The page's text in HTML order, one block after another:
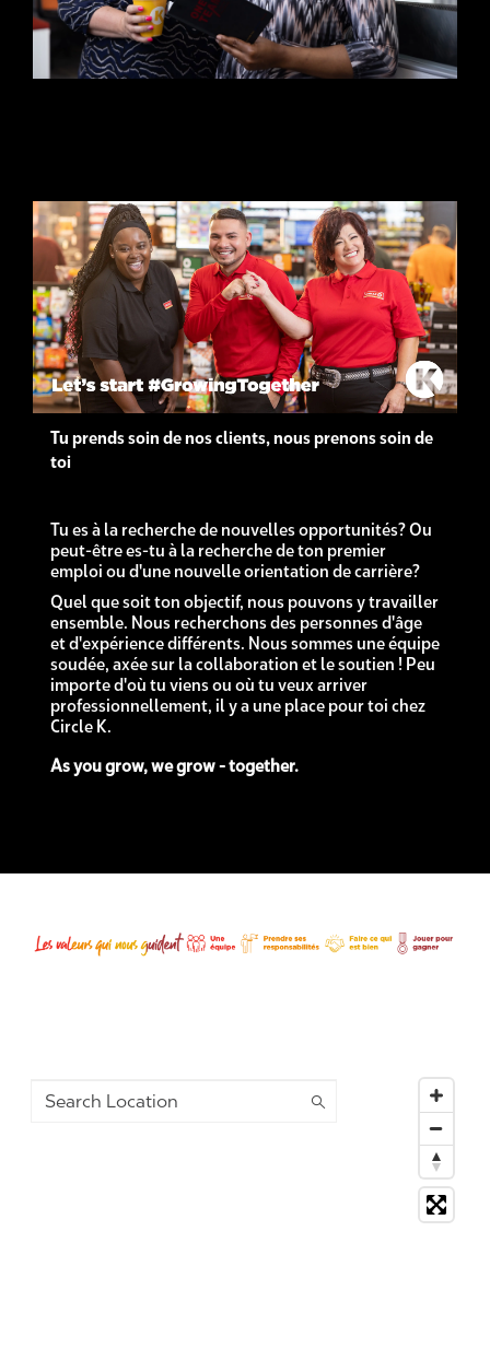
Tu prends soin de nos clients, nous prenons soin de
toi
Tu es à la recherche de nouvelles opportunités? Ou
peut-être es-tu à la recherche de ton premier
emploi ou d'une nouvelle orientation de carrière?
Quel que soit ton objectif, nous pouvons y travailler
ensemble. Nous recherchons des personnes d'âge
et d'expérience différents. Nous sommes une équipe
soudée, axée sur la collaboration et le soutien ! Peu
importe d'où tu viens ou où tu veux arriver
professionnellement, il y a une place pour toi chez
Circle K.
As you grow, we grow - together.
6 suggestions available, navigate to the list to select